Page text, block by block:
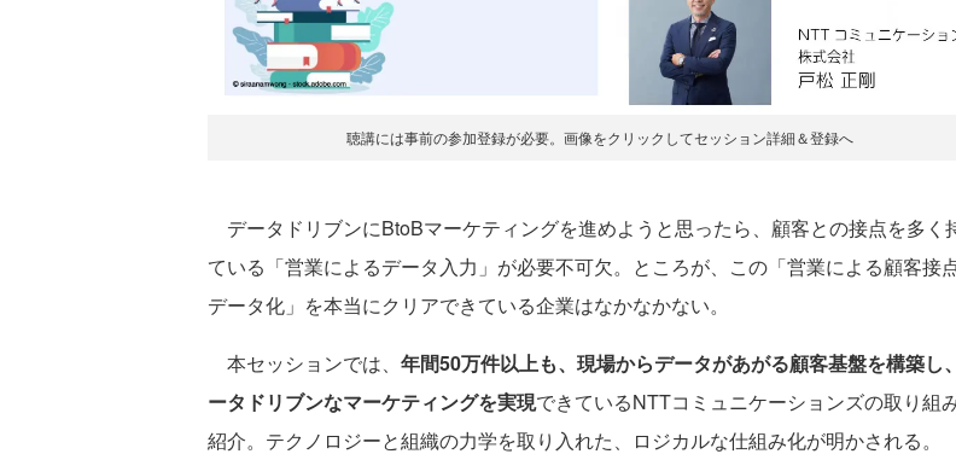
聴講には事前の参加登録が必要。画像をクリックしてセッション詳細＆登録へ
データドリブンにBtoBマーケティングを進めようと思ったら、顧客との接点を多く
ている「営業によるデータ入力」が必要不可欠。ところが、この「営業による顧客接
データ化」を本当にクリアできている企業はなかなかない。
本セッションでは、 年間50万件以上も、現場からデータがあがる顧客基盤を構築し
ータドリブンなマーケティングを実現できているNTTコミュニケーションズの取り組
紹介。テクノロジーと組織の力学を取り入れた、ロジカルな仕組み化が明かされる。